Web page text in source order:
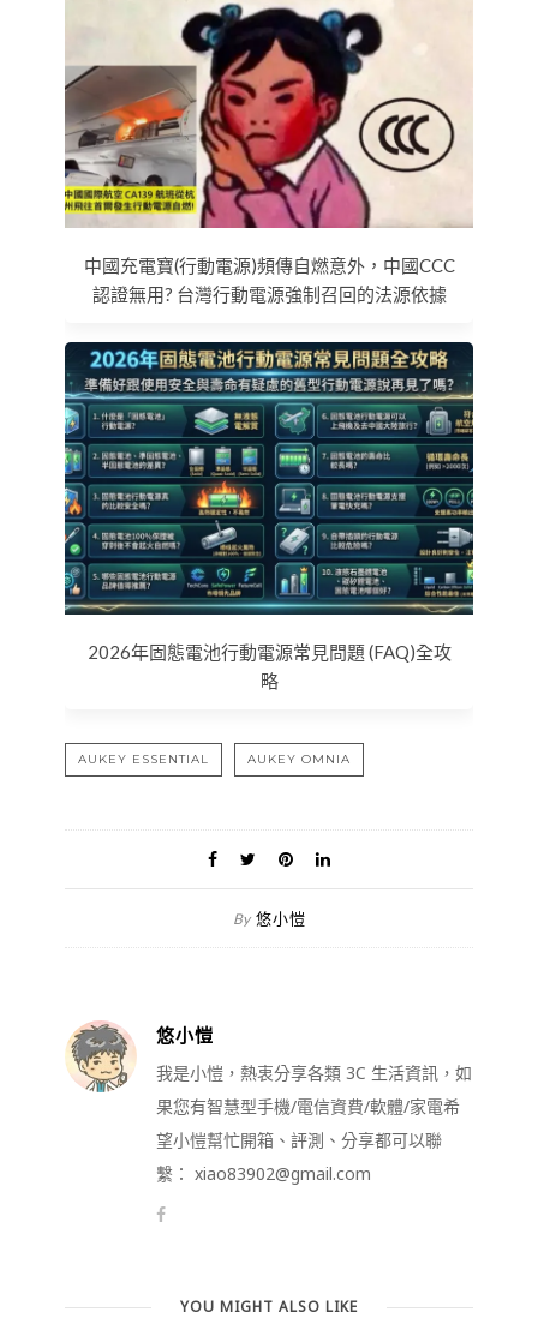
中國充電寶(行動電源)頻傳自燃意外，中國CCC
認證無用? 台灣行動電源強制召回的法源依據
2026年固態電池行動電源常見問題 (FAQ)全攻
略
AUKEY ESSENTIAL AUKEY OMNIA
By 悠小愷
悠小愷
我是小愷，熱衷分享各類 3C 生活資訊，如
果您有智慧型手機/電信資費/軟體/家電希
望小愷幫忙開箱、評測、分享都可以聯
繫： xiao83902@gmail.com
YOU MIGHT ALSO LIKE